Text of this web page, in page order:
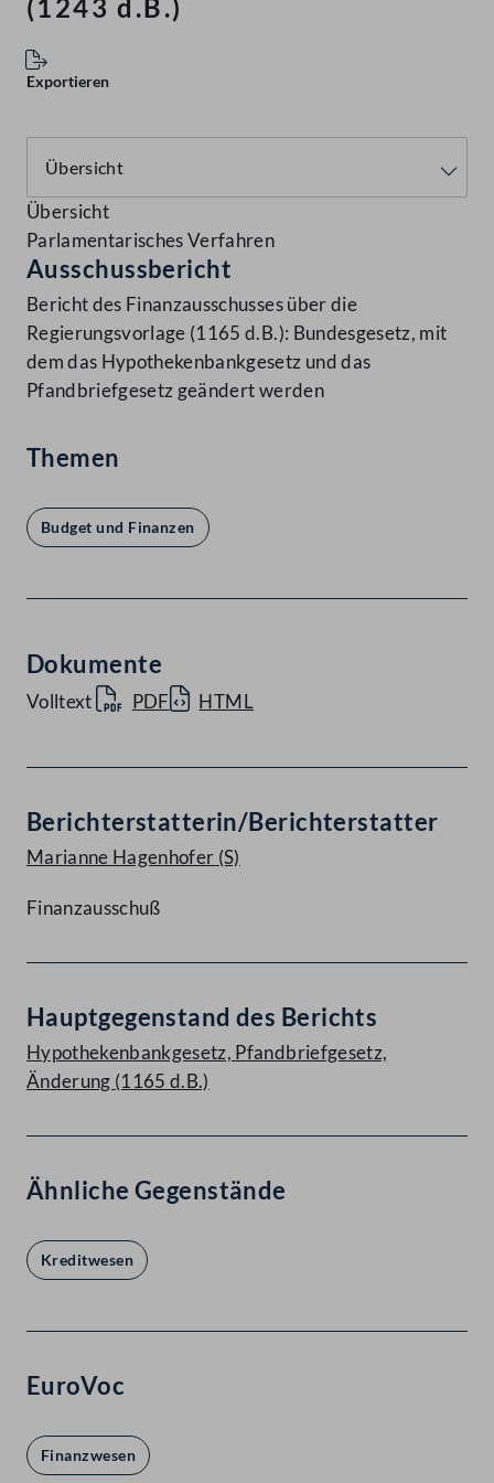
(1243 d.B.)
Exportieren
Übersicht
Parlamentarisches Verfahren
Ausschussbericht
Bericht des Finanzausschusses über die
Regierungsvorlage (1165 d.B.): Bundesgesetz, mit
dem das Hypothekenbankgesetz und das
Pfandbriefgesetz geändert werden
Themen
Budget und Finanzen
Dokumente
Volltext PDF HTML
Berichterstatterin/Berichterstatter
Marianne Hagenhofer (S)
Finanzausschuß
Hauptgegenstand des Berichts
Hypothekenbankgesetz, Pfandbriefgesetz,
Änderung (1165 d.B.)
Ähnliche Gegenstände
Kreditwesen
EuroVoc
Finanzwesen